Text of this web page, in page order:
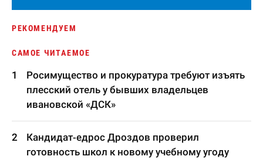
РЕКОМЕНДУЕМ
САМОЕ ЧИТАЕМОЕ
Росимущество и прокуратура требуют изъять
плесский отель у бывших владельцев
ивановской «ДСК»
Кандидат-едрос Дроздов проверил
готовность школ к новому учебному угоду